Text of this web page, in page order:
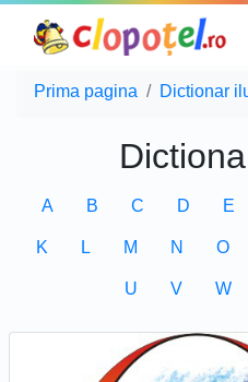
Prima pagina Dictionar
A B C D E
K L M N O
U V W